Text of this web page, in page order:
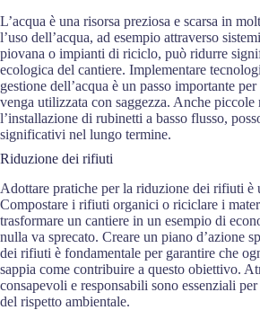
L’acqua è una risorsa preziosa e scarsa in
l’uso dell’acqua, ad esempio attraverso
piovana o impianti di riciclo, può ridurre
ecologica del cantiere. Implementare
gestione dell’acqua è un passo importante
venga utilizzata con saggezza. Anche
l’installazione di rubinetti a basso flusso,
significativi nel lungo termine.
Riduzione dei rifiuti
Adottare pratiche per la riduzione dei rifiuti è
Compostare i rifiuti organici o riciclare i
trasformare un cantiere in un esempio di
nulla va sprecato. Creare un piano d’azione
dei rifiuti è fondamentale per garantire che
sappia come contribuire a questo obiettivo.
consapevoli e responsabili sono essenziali
del rispetto ambientale.